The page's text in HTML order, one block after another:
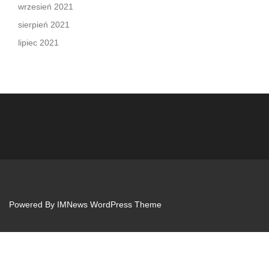
wrzesień 2021
sierpień 2021
lipiec 2021
Powered By IMNews WordPress Theme